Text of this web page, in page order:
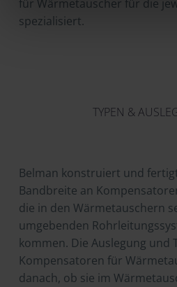
für Wärmetauscher für die
spezialisiert.
TYPEN &
Belman konstruiert und
Bandbreite an
die in den Wärmetauschern
umgebenden
kommen. Die Auslegung und
Kompensatoren für
danach, ob sie im